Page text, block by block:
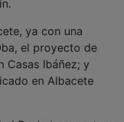
el proyecto de
Casas Ibáñez; y
en Albacete